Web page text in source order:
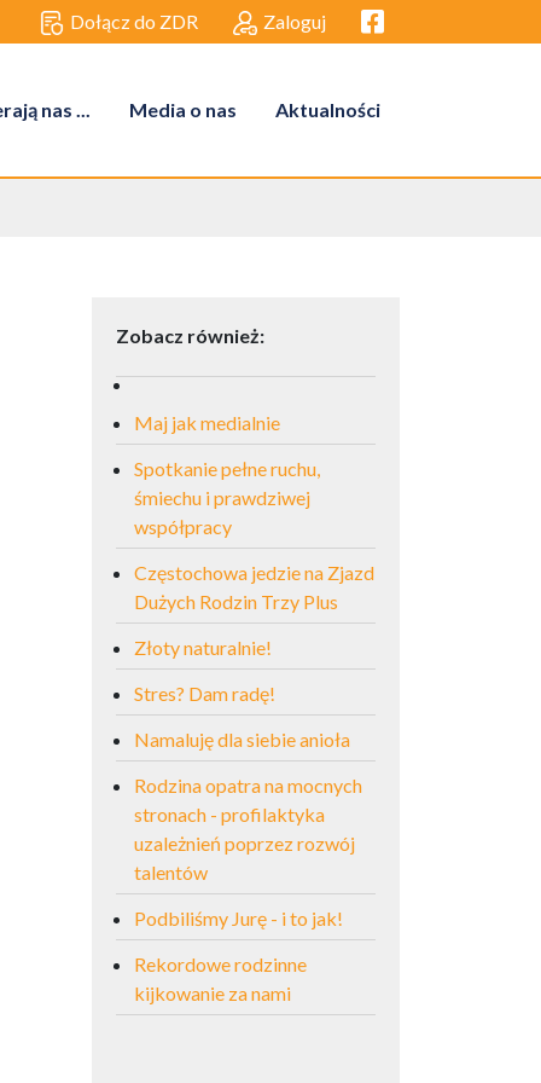
Dołącz do ZDR Zaloguj Facebook link
nas ... Media o nas Aktualności
Zobacz również:
Maj jak medialnie
Spotkanie pełne ruchu,
śmiechu i prawdziwej
współpracy
Częstochowa jedzie na Zjazd
Dużych Rodzin Trzy Plus
Złoty naturalnie!
Stres? Dam radę!
Namaluję dla siebie anioła
Rodzina opatra na mocnych
stronach - profilaktyka
uzależnień poprzez rozwój
talentów
Podbiliśmy Jurę - i to jak!
Rekordowe rodzinne
kijkowanie za nami